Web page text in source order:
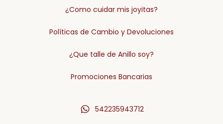
¿Como cuidar mis joyitas?
Políticas de Cambio y Devoluciones
¿Que talle de Anillo soy?
Promociones Bancarias
542235943712